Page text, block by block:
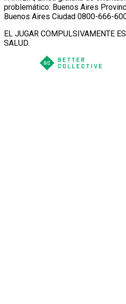
problemático: Buenos Aires
Buenos Aires Ciudad 0800-666-
EL JUGAR COMPULSIVAMENTE
SALUD.